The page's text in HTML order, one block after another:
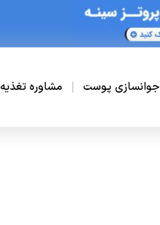
جوانسازی پوست مشاوره تغذیه